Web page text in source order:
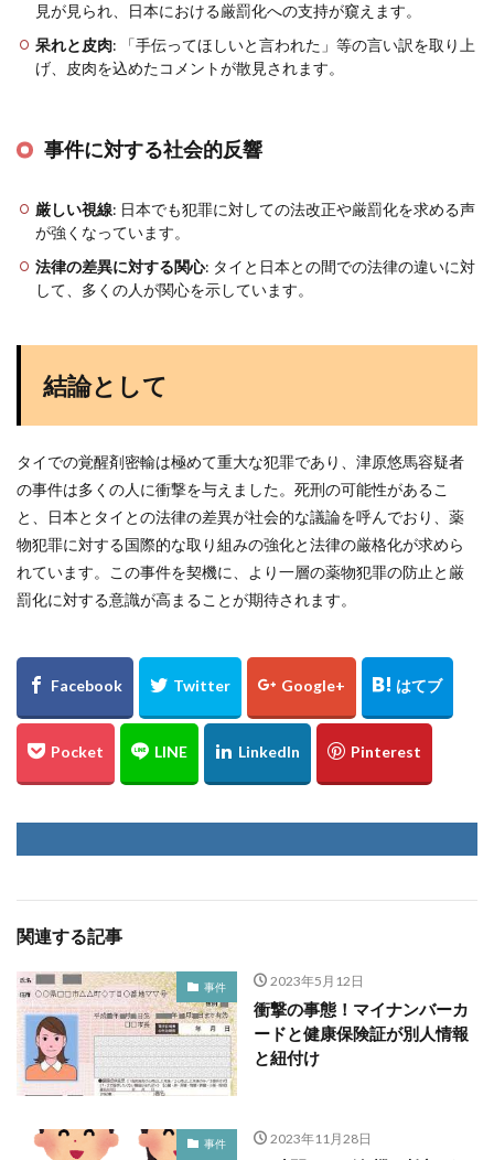
見が見られ、日本における厳罰化への支持が窺えます。
呆れと皮肉: 「手伝ってほしいと言われた」等の言い訳を取り上
げ、皮肉を込めたコメントが散見されます。
事件に対する社会的反響
厳しい視線: 日本でも犯罪に対しての法改正や厳罰化を求める声
が強くなっています。
法律の差異に対する関心: タイと日本との間での法律の違いに対
して、多くの人が関心を示しています。
結論として
タイでの覚醒剤密輸は極めて重大な犯罪であり、津原悠馬容疑者
の事件は多くの人に衝撃を与えました。死刑の可能性があるこ
と、日本とタイとの法律の差異が社会的な議論を呼んでおり、薬
物犯罪に対する国際的な取り組みの強化と法律の厳格化が求めら
れています。この事件を契機に、より一層の薬物犯罪の防止と厳
罰化に対する意識が高まることが期待されます。
関連する記事
事件 2023年5月12日
衝撃の事態！マイナンバーカ
ードと健康保険証が別人情報
と紐付け
事件 2023年11月28日